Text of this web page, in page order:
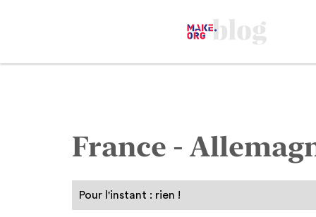
France -
Pour l'instant : rien !